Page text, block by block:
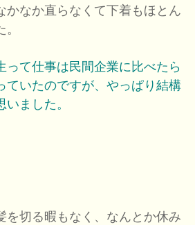
かなか直らなくて下着もほとん
って仕事は民間企業に比べたら
ていたのですが、やっぱり結構
ました。
を切る暇もなく、なんとか休み